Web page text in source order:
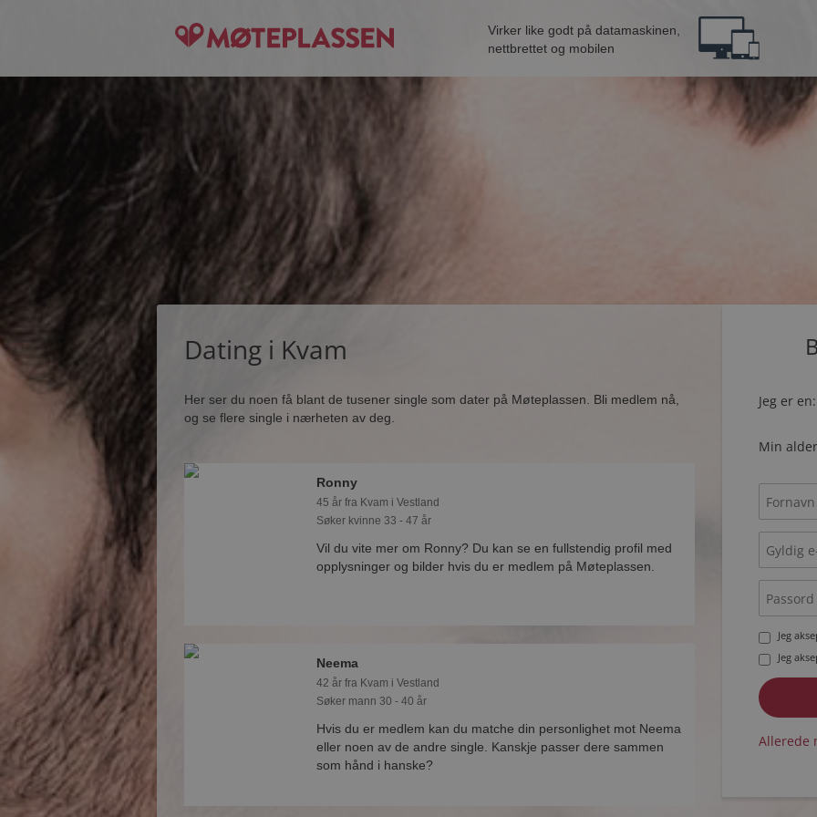
Virker like godt på datamaskinen,
nettbrettet og mobilen
Dating i Kvam
Her ser du noen få blant de tusener single som dater på Møteplassen. Bli medlem nå,
og se flere single i nærheten av deg.
Ronny
45 år fra Kvam i Vestland
Søker kvinne 33 - 47 år
Vil du vite mer om Ronny? Du kan se en fullstendig profil med
opplysninger og bilder hvis du er medlem på Møteplassen.
Neema
42 år fra Kvam i Vestland
Søker mann 30 - 40 år
Hvis du er medlem kan du matche din personlighet mot Neema
eller noen av de andre single. Kanskje passer dere sammen
som hånd i hanske?
Jeg er en:
Min
Jeg
Jeg
Allerede